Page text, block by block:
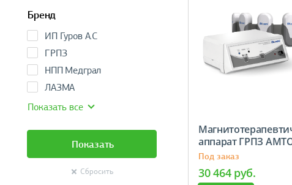
Бренд
ИП Гуров А.С
ГРПЗ
НПП Медграл
ЛАЗМА
Показать все
Показать
Сбросить
аппарат ГРПЗ
diathera
Под заказ
30 464 руб.